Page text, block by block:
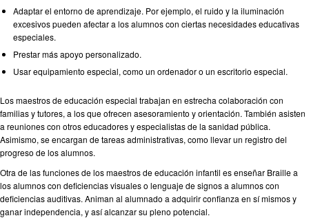
Adaptar el entorno de aprendizaje. Por ejemplo, el ruido y la iluminación
excesivos pueden afectar a los alumnos con ciertas necesidades educativas
especiales.
Prestar más apoyo personalizado.
Usar equipamiento especial, como un ordenador o un escritorio especial.
Los maestros de educación especial trabajan en estrecha colaboración con
familias y tutores, a los que ofrecen asesoramiento y orientación. También asisten
a reuniones con otros educadores y especialistas de la sanidad pública.
Asimismo, se encargan de tareas administrativas, como llevar un registro del
progreso de los alumnos.
Otra de las funciones de los maestros de educación infantil es enseñar Braille a
los alumnos con deficiencias visuales o lenguaje de signos a alumnos con
deficiencias auditivas. Animan al alumnado a adquirir confianza en sí mismos y
ganar independencia, y así alcanzar su pleno potencial.